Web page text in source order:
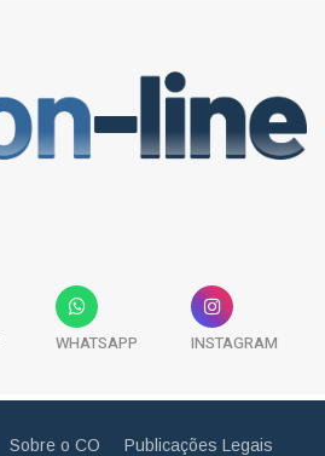
WHATSAPP INSTAGRAM
Sobre o CO Publicações Legais